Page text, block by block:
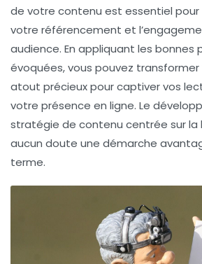
de votre contenu est essentiel pour
votre référencement et
audience. En appliquant les bonnes
évoquées, vous pouvez transformer
atout précieux pour captiver vos
votre présence en ligne. Le
stratégie de contenu centrée sur la
aucun doute une démarche
terme.